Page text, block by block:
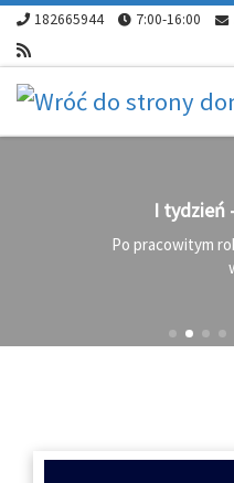
treściSkip to content
182665944 7:00-16:00
I tydzień -
Po pracowitym roku
wróciło